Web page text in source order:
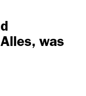
was